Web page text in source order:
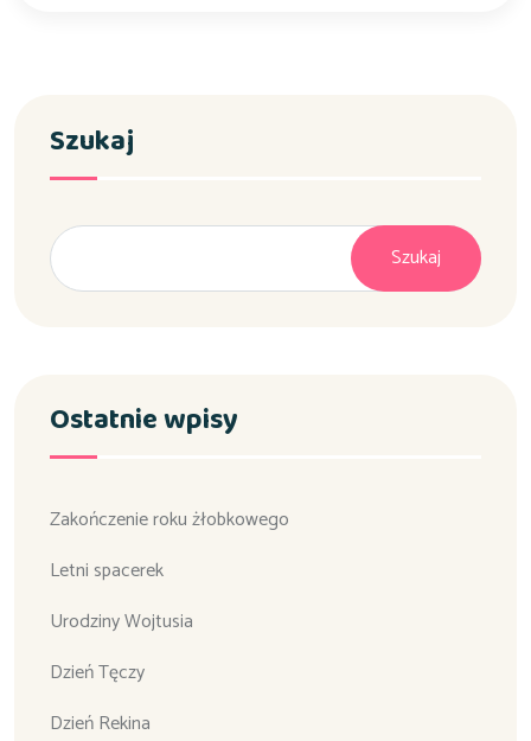
Szukaj
Szukaj
Ostatnie wpisy
Zakończenie roku żłobkowego
Letni spacerek
Urodziny Wojtusia
Dzień Tęczy
Dzień Rekina